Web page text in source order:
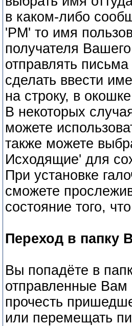
в каком-либо
'PM' то имя
получателя
отправлять
сделать ввести
на строку, в
В некоторых
можете
также можете
Исходящие' для
При установке
сможете
состояние того,
Переход в папку
Вы попадёте в
отправленные
прочесть
или перемещать